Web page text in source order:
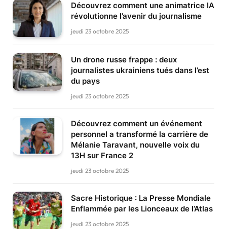
Découvrez comment une animatrice IA
révolutionne l’avenir du journalisme
jeudi 23 octobre 2025
Un drone russe frappe : deux
journalistes ukrainiens tués dans l’est
du pays
jeudi 23 octobre 2025
Découvrez comment un événement
personnel a transformé la carrière de
Mélanie Taravant, nouvelle voix du
13H sur France 2
jeudi 23 octobre 2025
Sacre Historique : La Presse Mondiale
Enflammée par les Lionceaux de l’Atlas
jeudi 23 octobre 2025